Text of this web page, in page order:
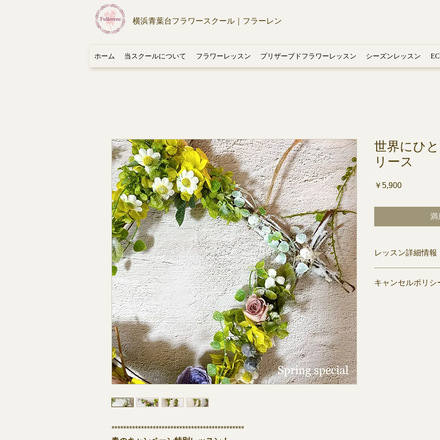
横浜青葉台フラワースクール｜フラーレン
ホーム 当スクールについて フラワーレッスン プリザーブドフラワーレッスン シーズンレッスン
*********************************************
世界にひ
リース
￥5,900価
満
レッスン詳細情報
クエアリース」
キャンセルポリシ